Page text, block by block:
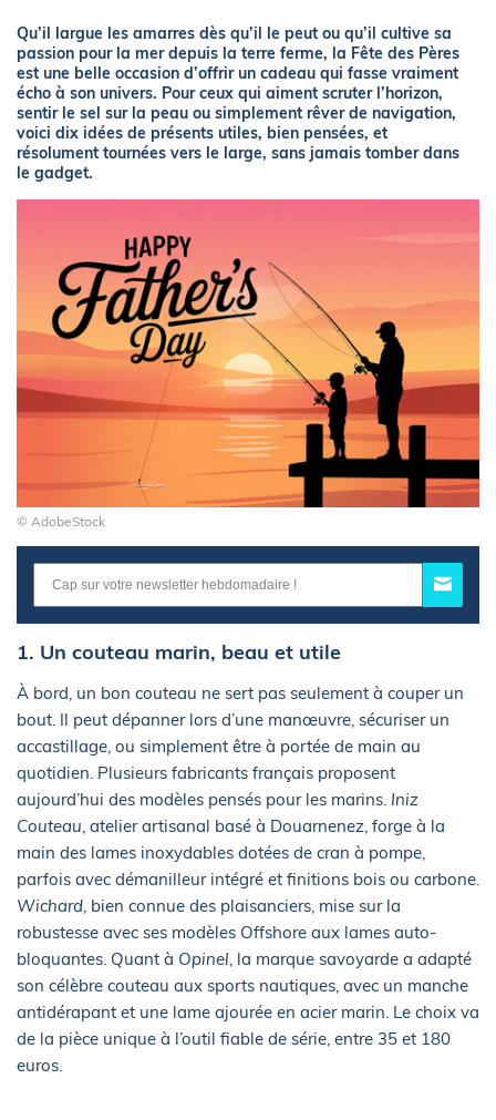
Qu’il largue les amarres dès qu’il le peut ou qu’il cultive sa
passion pour la mer depuis la terre ferme, la Fête des Pères
est une belle occasion d’offrir un cadeau qui fasse vraiment
écho à son univers. Pour ceux qui aiment scruter l’horizon,
sentir le sel sur la peau ou simplement rêver de navigation,
voici dix idées de présents utiles, bien pensées, et
résolument tournées vers le large, sans jamais tomber dans
le gadget.
© AdobeStock
1. Un couteau marin, beau et utile
À bord, un bon couteau ne sert pas seulement à couper un
bout. Il peut dépanner lors d’une manœuvre, sécuriser un
accastillage, ou simplement être à portée de main au
quotidien. Plusieurs fabricants français proposent
aujourd’hui des modèles pensés pour les marins. Iniz
Couteau, atelier artisanal basé à Douarnenez, forge à la
main des lames inoxydables dotées de cran à pompe,
parfois avec démanilleur intégré et finitions bois ou carbone.
Wichard, bien connue des plaisanciers, mise sur la
robustesse avec ses modèles Offshore aux lames auto-
bloquantes. Quant à Opinel, la marque savoyarde a adapté
son célèbre couteau aux sports nautiques, avec un manche
antidérapant et une lame ajourée en acier marin. Le choix va
de la pièce unique à l’outil fiable de série, entre 35 et 180
euros.